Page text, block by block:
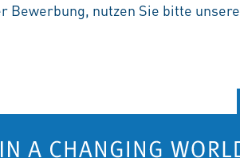
Bewerbung, nutzen Sie bitte unsere